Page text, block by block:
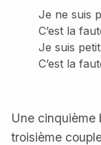
Je ne suis
C’est la
Je suis
C’est la
Une cinquième
troisième